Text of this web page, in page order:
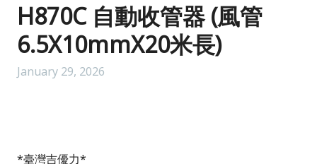
H870C 自動收管器 (風管
6.5X10mmX20米長)
January 29, 2026
*臺灣吉優力*